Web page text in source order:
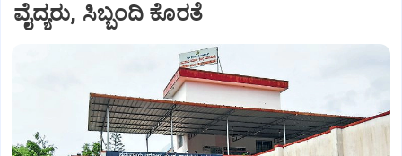
ವೈದ್ಯರು, ಸಿಬ್ಬಂದಿ ಕೊರತೆ